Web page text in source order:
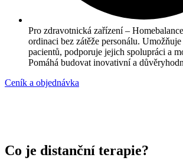
Pro zdravotnická zařízení –
ordinaci bez zátěže personálu.
pacientů, podporuje jejich spolupráci a
Pomáhá budovat inovativní a
Ceník a objednávka
Co je distanční terapie?